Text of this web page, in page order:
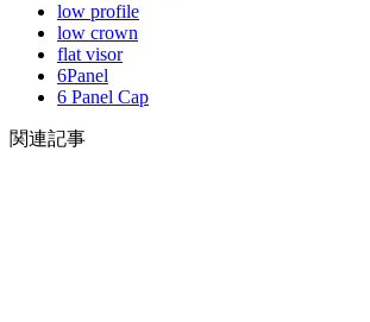
low profile
low crown
flat visor
6Panel
6 Panel Cap
関連記事